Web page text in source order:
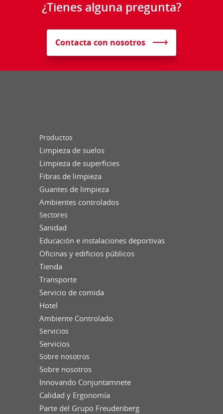
¿Tienes alguna pregunta?
Contacta con nosotros
Productos
Limpieza de suelos
Limpieza de superficies
Fibras de limpieza
Guantes de limpieza
Ambientes controlados
Sectores
Sanidad
Educación e instalaciones deportivas
Oficinas y edificios públicos
Tienda
Transporte
Servicio de comida
Hotel
Ambiente Controlado
Servicios
Servicios
Sobre nosotros
Sobre nosotros
Innovando Conjuntamnete
Calidad y Ergonomía
Parte del Grupo Freudenberg